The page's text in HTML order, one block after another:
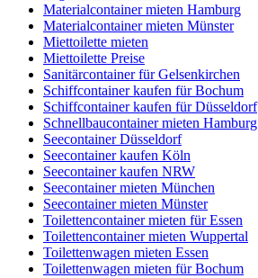
Materialcontainer mieten Hamburg
Materialcontainer mieten Münster
Miettoilette mieten
Miettoilette Preise
Sanitärcontainer für Gelsenkirchen
Schiffcontainer kaufen für Bochum
Schiffcontainer kaufen für Düsseldorf
Schnellbaucontainer mieten Hamburg
Seecontainer Düsseldorf
Seecontainer kaufen Köln
Seecontainer kaufen NRW
Seecontainer mieten München
Seecontainer mieten Münster
Toilettencontainer mieten für Essen
Toilettencontainer mieten Wuppertal
Toilettenwagen mieten Essen
Toilettenwagen mieten für Bochum